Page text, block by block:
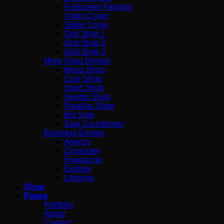
Fullscreen Fashion
Video Cover
Slider Cover
Grid Style 1
Grid Style 2
Grid Style 3
More Shop Demos
Mega Shop
Cute Shop
Sport Shop
Vendor Shop
Parallax Shop
Big Sale
Sale Countdown
Business Demos
Agency
Corporate
Freelancer
Explore
Lifestyle
Shop
Pages
Portfolio
About